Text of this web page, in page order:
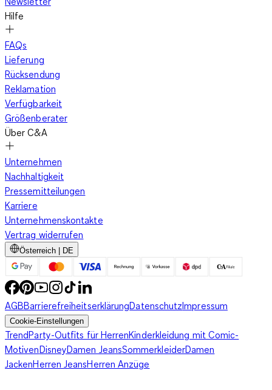
Hilfe
FAQs
Lieferung
Rücksendung
Reklamation
Verfügbarkeit
Größenberater
Über C&A
Unternehmen
Nachhaltigkeit
Pressemitteilungen
Karriere
Unternehmenskontakte
Vertrag widerrufen
Österreich | DE
AGBBarrierefreiheitserklärungDatenschutzImpressum
Cookie-Einstellungen
TrendParty-Outfits für HerrenKinderkleidung mit Comic-
MotivenDisneyDamen JeansSommerkleiderDamen
JackenHerren JeansHerren Anzüge